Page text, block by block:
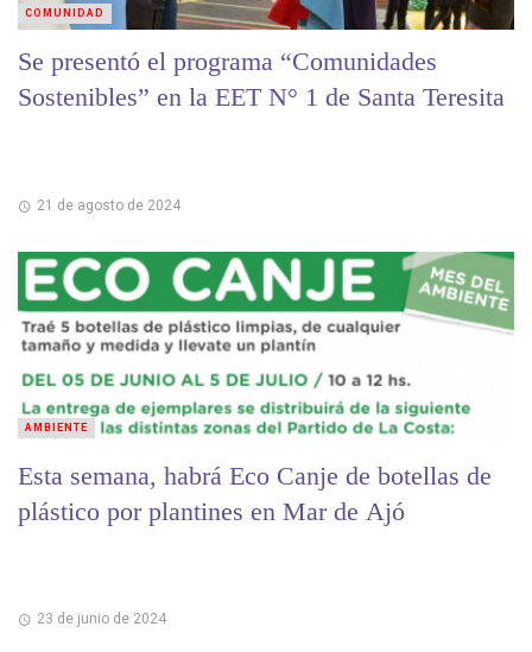
Se presentó el programa “Comunidades
Sostenibles” en la EET N° 1 de Santa Teresita
21 de agosto de 2024
COMUNIDAD
Esta semana, habrá Eco Canje de botellas de
plástico por plantines en Mar de Ajó
23 de junio de 2024
AMBIENTE